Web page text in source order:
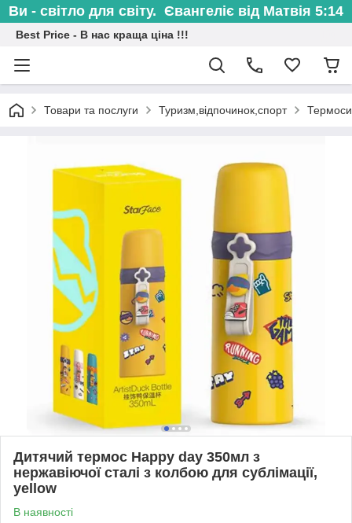
Ви - світло для світу. Євангеліє від Матвія 5:14
Best Price - В нас краща ціна !!!
Товари та послуги Туризм,відпочинок,спорт
Дитячий термос Happy day 350мл з
нержавіючої сталі з колбою для сублімації,
yellow
В наявності